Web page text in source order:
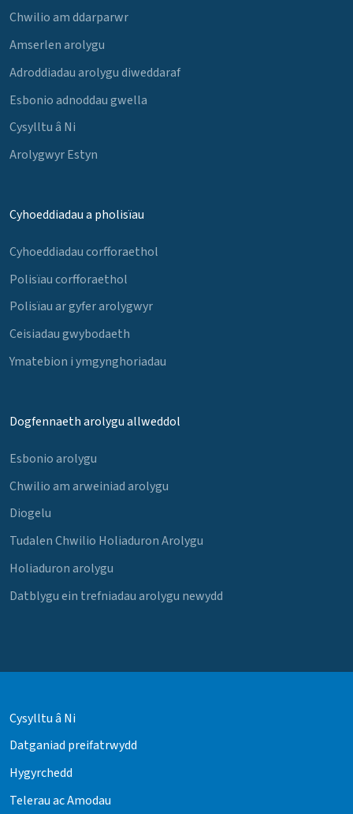
Chwilio am ddarparwr
Amserlen arolygu
Adroddiadau arolygu diweddaraf
Esbonio adnoddau gwella
Cysylltu â Ni
Arolygwyr Estyn
Cyhoeddiadau a pholisïau
Cyhoeddiadau corfforaethol
Polisïau corfforaethol
Polisïau ar gyfer arolygwyr
Ceisiadau gwybodaeth
Ymatebion i ymgynghoriadau
Dogfennaeth arolygu allweddol
Esbonio arolygu
Chwilio am arweiniad arolygu
Diogelu
Tudalen Chwilio Holiaduron Arolygu
Holiaduron arolygu
Datblygu ein trefniadau arolygu newydd
Cysylltu â Ni
Datganiad preifatrwydd
Hygyrchedd
Telerau ac Amodau